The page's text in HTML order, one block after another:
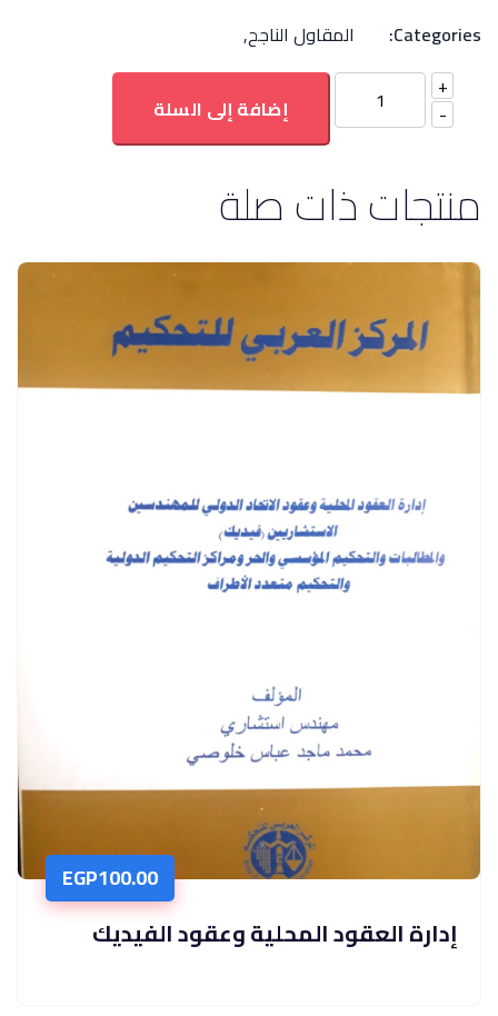
Categories:
المقاول الناجح,
إضافة إلى السلة
منتجات ذات صلة
EGP100.00
إدارة العقود المحلية وعقود الفيديك